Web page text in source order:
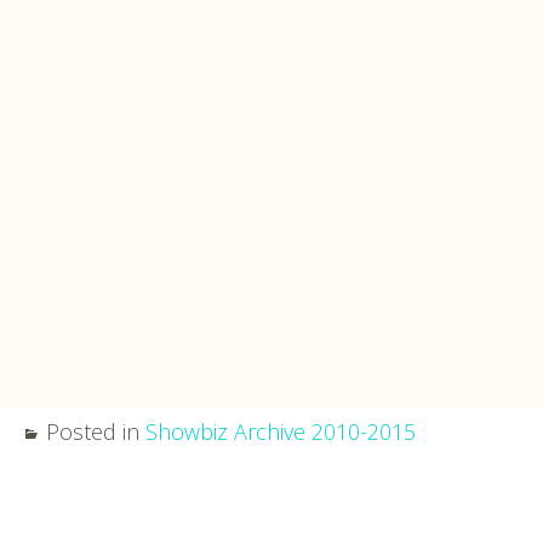
Posted in Showbiz Archive 2010-2015